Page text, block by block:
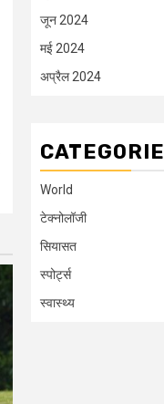
जून 2024
मई 2024
अप्रैल 2024
World
टेक्नोलॉजी
सियासत
स्पोर्ट्स
स्वास्थ्य